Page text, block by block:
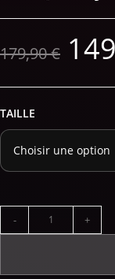
179,90€
TAILLE
- +